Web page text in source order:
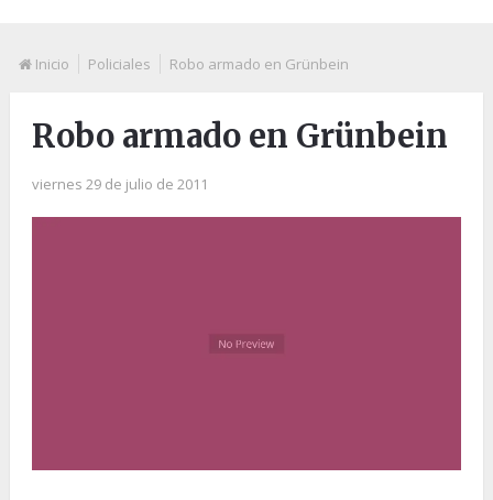
Inicio Policiales Robo armado en Grünbein
Robo armado en Grünbein
viernes 29 de julio de 2011